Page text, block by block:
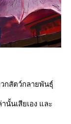
กสัตว์กลายพันธุ์
นั้นเสียเอง และ